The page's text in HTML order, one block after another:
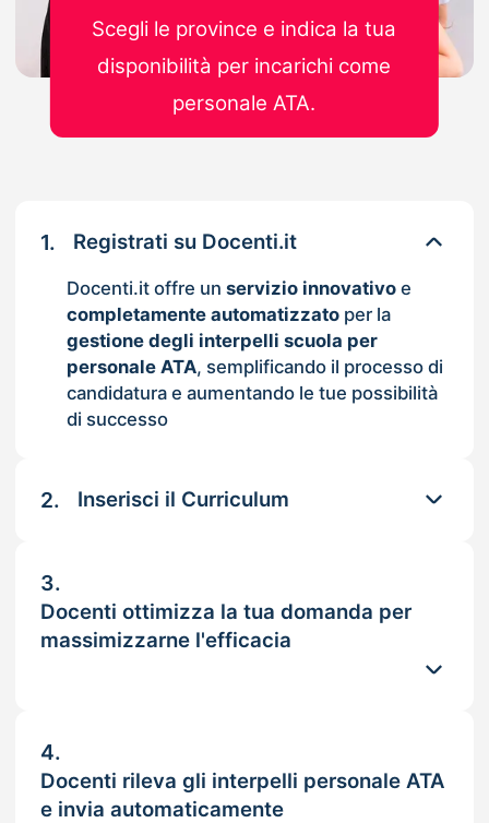
1. Registrati su Docenti.it
Docenti.it offre un servizio innovativoe
completamente automatizzatoper la
gestione degli interpelli scuola per
personale ATA, semplificando il processo di
candidatura e aumentando le tue possibilità
di successo
2. Inserisci il Curriculum
3.
Docenti ottimizza la tua domanda per
massimizzarne l'efficacia
4.
Docenti rileva gli interpelli personale ATA
e invia automaticamente
Scegli le province e indica la tua
disponibilità per incarichi come
personale ATA.